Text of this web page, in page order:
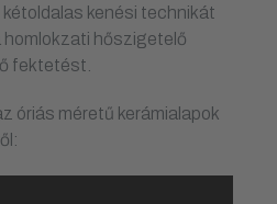
kétoldalas kenési technikát
homlokzati hőszigetelő
fektetést.
óriás méretű kerámialapok